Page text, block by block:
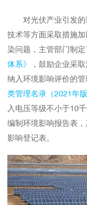
对光伏产业引发
技术等方面采取措施
染问题，主管部门制定
体系》
，鼓励企业采
纳入环境影响评价的
类管理名录（2021年版
入电压等级不小于10
编制环境影响报告表
影响登记表。